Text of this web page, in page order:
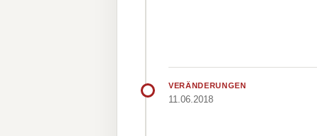
VERÄNDERUNGEN
11.06.2018